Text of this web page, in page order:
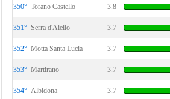
350° Torano Castello 3.8
351° Serra d'Aiello 3.7
352° Motta Santa Lucia 3.7
353° Martirano 3.7
354° Albidona 3.7